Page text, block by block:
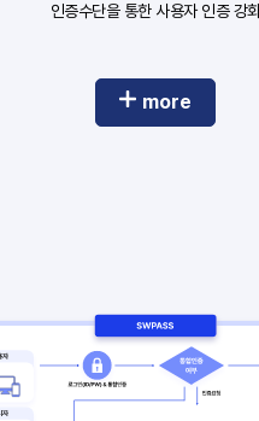
인증수단을 통한 사용자 인증 강
more